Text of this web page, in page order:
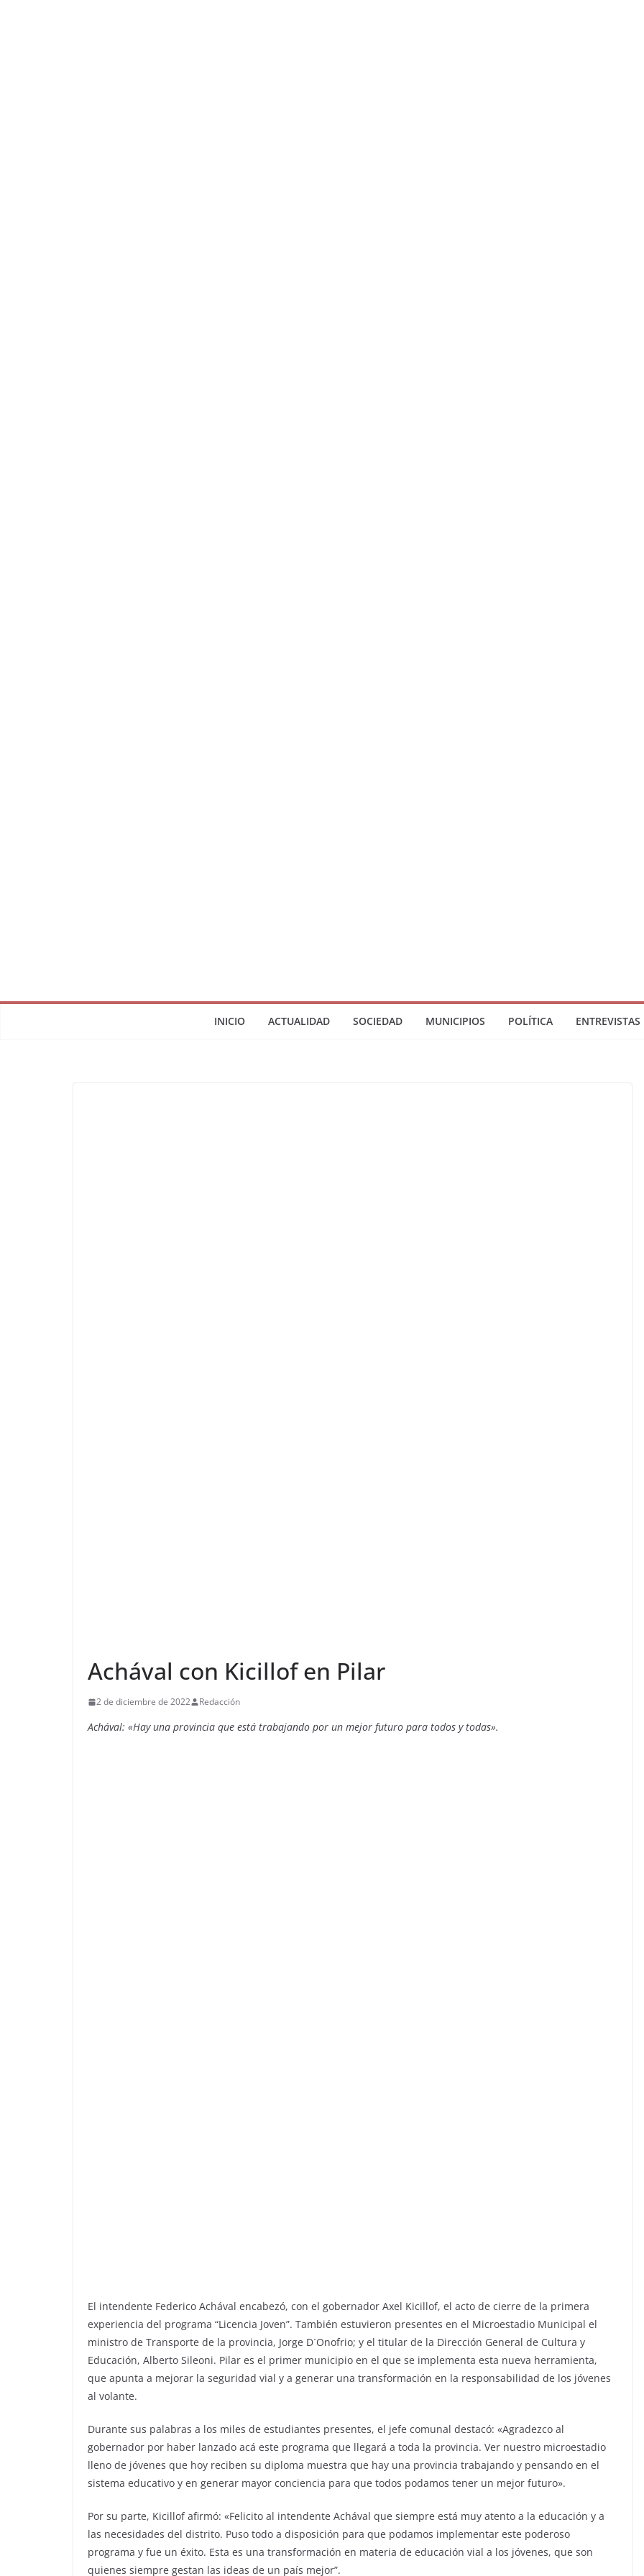
INICIO ACTUALIDAD SOCIEDAD MUNICIPIOS POLÍTICA ENTREVISTAS
Achával con Kicillof en Pilar
2 de diciembre de 2022 Redacción
Achával: «Hay una provincia que está trabajando por un mejor futuro para todos y todas».
El intendente Federico Achával encabezó, con el gobernador Axel Kicillof, el acto de cierre de la primera
experiencia del programa “Licencia Joven”. También estuvieron presentes en el Microestadio Municipal el
ministro de Transporte de la provincia, Jorge D´Onofrio; y el titular de la Dirección General de Cultura y
Educación, Alberto Sileoni. Pilar es el primer municipio en el que se implementa esta nueva herramienta,
que apunta a mejorar la seguridad vial y a generar una transformación en la responsabilidad de los jóvenes
al volante.
Durante sus palabras a los miles de estudiantes presentes, el jefe comunal destacó: «Agradezco al
gobernador por haber lanzado acá este programa que llegará a toda la provincia. Ver nuestro microestadio
lleno de jóvenes que hoy reciben su diploma muestra que hay una provincia trabajando y pensando en el
sistema educativo y en generar mayor conciencia para que todos podamos tener un mejor futuro».
Por su parte, Kicillof afirmó: «Felicito al intendente Achával que siempre está muy atento a la educación y a
las necesidades del distrito. Puso todo a disposición para que podamos implementar este poderoso
programa y fue un éxito. Esta es una transformación en materia de educación vial a los jóvenes, que son
quienes siempre gestan las ideas de un país mejor”.